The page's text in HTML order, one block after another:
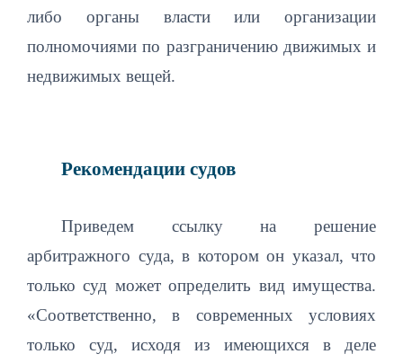
либо органы власти или организации
полномочиями по разграничению движимых и
недвижимых вещей.
Рекомендации судов
Приведем ссылку на решение
арбитражного суда, в котором он указал, что
только суд может определить вид имущества.
«Соответственно, в современных условиях
только суд, исходя из имеющихся в деле